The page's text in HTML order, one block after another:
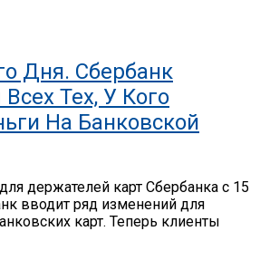
Дня. Сбербанк
Тех, У Кого
На Банковской
держателей карт Сбербанка с 15
вводит ряд изменений для
карт. Теперь клиенты